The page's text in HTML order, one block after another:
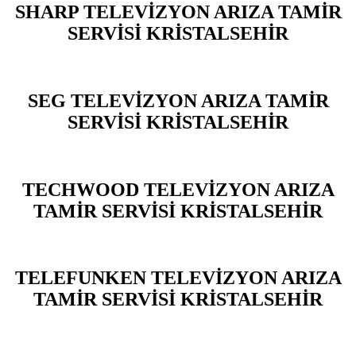
SHARP TELEVİZYON ARIZA TAMİR
SERVİSİ KRİSTALSEHİR
SEG TELEVİZYON ARIZA TAMİR
SERVİSİ KRİSTALSEHİR
TECHWOOD TELEVİZYON ARIZA
TAMİR SERVİSİ KRİSTALSEHİR
TELEFUNKEN TELEVİZYON ARIZA
TAMİR SERVİSİ KRİSTALSEHİR